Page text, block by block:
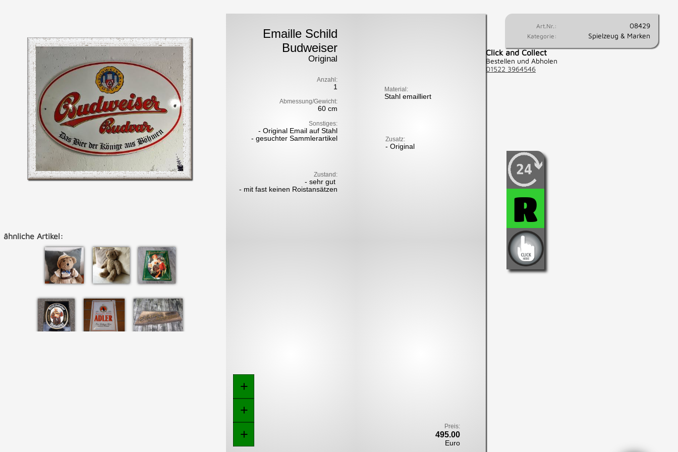
ähnliche Artikel:
Emaille Schild
Budweiser
Original
Anzahl:
1
Abmessung/Gewicht:
60 cm
Sonstiges:
- Original Email auf Stahl
- gesuchter Sammlerartikel
Zustand:
- sehr gut
- mit fast keinen Roistansätzen
+
+
+
Material:
Stahl emailliert
Zusatz:
- Original
Preis:
495.00
Euro
Art.Nr.: 08429
Kategorie: Spielzeug & Marken
Click and Collect
Bestellen und Abholen
01522 3964546
R